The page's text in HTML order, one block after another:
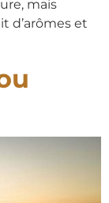
mais
d’arômes et